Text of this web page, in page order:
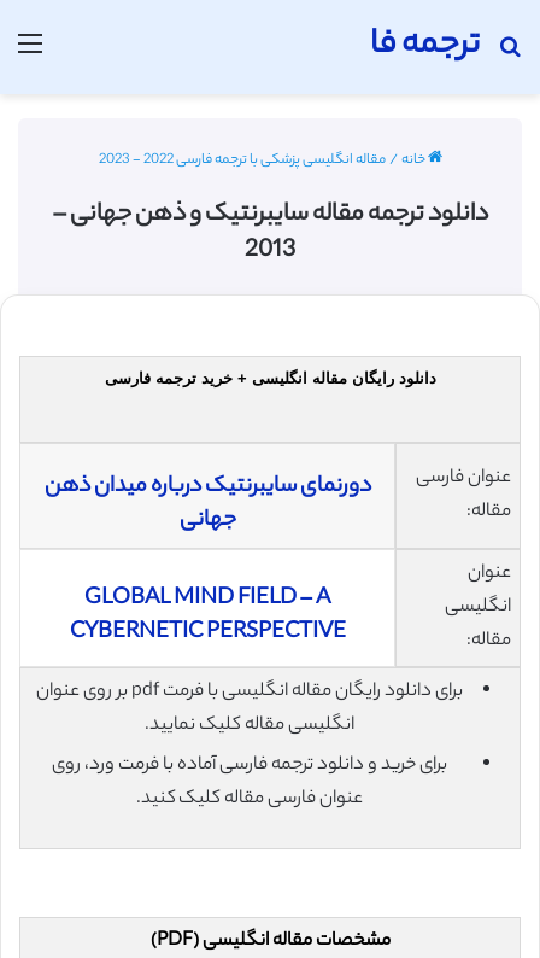
ترجمه فا
جستجو برای
خانه/مقاله انگلیسی پزشکی با ترجمه فارسی 2022 - 2023
دانلود ترجمه مقاله سایبرنتیک و ذهن جهانی –
2013
دانلود رایگان مقاله انگلیسی + خرید ترجمه فارسی
عنوان فارسی
مقاله:
دورنمای سایبرنتیک درباره میدان ذهن
جهانی
عنوان
انگلیسی
مقاله:
GLOBAL MIND FIELD – A
CYBERNETIC PERSPECTIVE
برای دانلود رایگان مقاله انگلیسی با فرمت pdf بر روی عنوان
انگلیسی مقاله کلیک نمایید.
برای خرید و دانلود ترجمه فارسی آماده با فرمت ورد، روی
عنوان فارسی مقاله کلیک کنید.
مشخصات مقاله انگلیسی (PDF)